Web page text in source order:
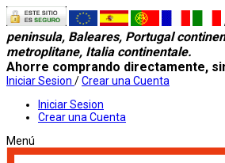
peninsula, Baleares, Portugal
metroplitane, Italia continentale.
Ahorre comprando directamente,
Iniciar Sesion /Crear una Cuenta
Iniciar Sesion
Crear una Cuenta
Menú